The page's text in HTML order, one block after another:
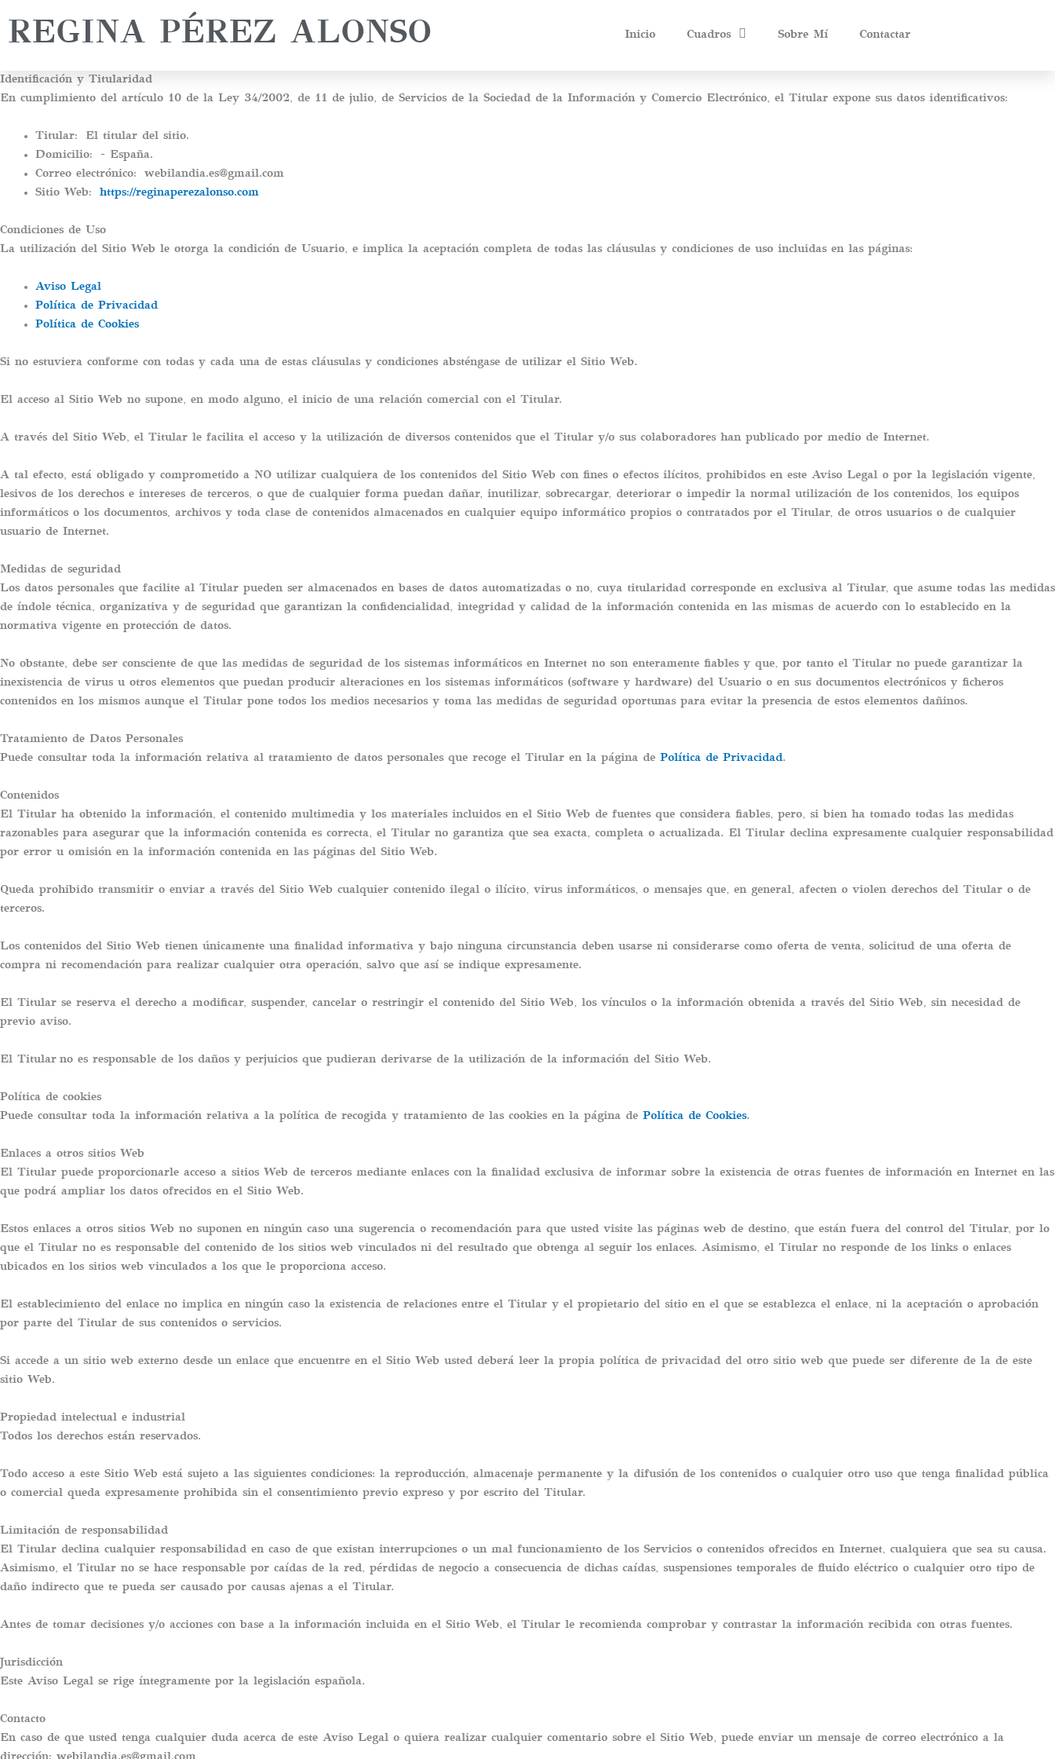
contenido
REGINA PÉREZ ALONSO Inicio Cuadros Sobre Mí Contactar
Identificación y Titularidad
En cumplimiento del artículo 10 de la Ley 34/2002, de 11 de julio, de Servicios de la Sociedad de la Información y Comercio Electrónico, el Titular expone sus datos identificativos:
Titular: El titular del sitio.
Domicilio: - España.
Correo electrónico: webilandia.es@gmail.com
Sitio Web:
https://reginaperezalonso.com
Condiciones de Uso
La utilización del Sitio Web le otorga la condición de Usuario, e implica la aceptación completa de todas las cláusulas y condiciones de uso incluidas en las páginas:
Aviso Legal
Política de Privacidad
Política de Cookies
Si no estuviera conforme con todas y cada una de estas cláusulas y condiciones absténgase de utilizar el Sitio Web.
El acceso al Sitio Web no supone, en modo alguno, el inicio de una relación comercial con el Titular.
A través del Sitio Web, el Titular le facilita el acceso y la utilización de diversos contenidos que el Titular y/o sus colaboradores han publicado por medio de Internet.
A tal efecto, está obligado y comprometido a NO utilizar cualquiera de los contenidos del Sitio Web con fines o efectos ilícitos, prohibidos en este Aviso Legal o por la legislación vigente,
lesivos de los derechos e intereses de terceros, o que de cualquier forma puedan dañar, inutilizar, sobrecargar, deteriorar o impedir la normal utilización de los contenidos, los equipos
informáticos o los documentos, archivos y toda clase de contenidos almacenados en cualquier equipo informático propios o contratados por el Titular, de otros usuarios o de cualquier
usuario de Internet.
Medidas de seguridad
Los datos personales que facilite al Titular pueden ser almacenados en bases de datos automatizadas o no, cuya titularidad corresponde en exclusiva al Titular, que asume todas las medidas
de índole técnica, organizativa y de seguridad que garantizan la confidencialidad, integridad y calidad de la información contenida en las mismas de acuerdo con lo establecido en la
normativa vigente en protección de datos.
No obstante, debe ser consciente de que las medidas de seguridad de los sistemas informáticos en Internet no son enteramente fiables y que, por tanto el Titular no puede garantizar la
inexistencia de virus u otros elementos que puedan producir alteraciones en los sistemas informáticos (software y hardware) del Usuario o en sus documentos electrónicos y ficheros
contenidos en los mismos aunque el Titular pone todos los medios necesarios y toma las medidas de seguridad oportunas para evitar la presencia de estos elementos dañinos.
Tratamiento de Datos Personales
Puede consultar toda la información relativa al tratamiento de datos personales que recoge el Titular en la página de Política de Privacidad.
Contenidos
El Titular ha obtenido la información, el contenido multimedia y los materiales incluidos en el Sitio Web de fuentes que considera fiables, pero, si bien ha tomado todas las medidas
razonables para asegurar que la información contenida es correcta, el Titular no garantiza que sea exacta, completa o actualizada. El Titular declina expresamente cualquier responsabilidad
por error u omisión en la información contenida en las páginas del Sitio Web.
Queda prohibido transmitir o enviar a través del Sitio Web cualquier contenido ilegal o ilícito, virus informáticos, o mensajes que, en general, afecten o violen derechos del Titular o de
terceros.
Los contenidos del Sitio Web tienen únicamente una finalidad informativa y bajo ninguna circunstancia deben usarse ni considerarse como oferta de venta, solicitud de una oferta de
compra ni recomendación para realizar cualquier otra operación, salvo que así se indique expresamente.
El Titular se reserva el derecho a modificar, suspender, cancelar o restringir el contenido del Sitio Web, los vínculos o la información obtenida a través del Sitio Web, sin necesidad de
previo aviso.
El Titular no es responsable de los daños y perjuicios que pudieran derivarse de la utilización de la información del Sitio Web.
Política de cookies
Puede consultar toda la información relativa a la política de recogida y tratamiento de las cookies en la página de Política de Cookies.
Enlaces a otros sitios Web
El Titular puede proporcionarle acceso a sitios Web de terceros mediante enlaces con la finalidad exclusiva de informar sobre la existencia de otras fuentes de información en Internet en las
que podrá ampliar los datos ofrecidos en el Sitio Web.
Estos enlaces a otros sitios Web no suponen en ningún caso una sugerencia o recomendación para que usted visite las páginas web de destino, que están fuera del control del Titular, por lo
que el Titular no es responsable del contenido de los sitios web vinculados ni del resultado que obtenga al seguir los enlaces. Asimismo, el Titular no responde de los links o enlaces
ubicados en los sitios web vinculados a los que le proporciona acceso.
El establecimiento del enlace no implica en ningún caso la existencia de relaciones entre el Titular y el propietario del sitio en el que se establezca el enlace, ni la aceptación o aprobación
por parte del Titular de sus contenidos o servicios.
Si accede a un sitio web externo desde un enlace que encuentre en el Sitio Web usted deberá leer la propia política de privacidad del otro sitio web que puede ser diferente de la de este
sitio Web.
Propiedad intelectual e industrial
Todos los derechos están reservados.
Todo acceso a este Sitio Web está sujeto a las siguientes condiciones: la reproducción, almacenaje permanente y la difusión de los contenidos o cualquier otro uso que tenga finalidad pública
o comercial queda expresamente prohibida sin el consentimiento previo expreso y por escrito del Titular.
Limitación de responsabilidad
El Titular declina cualquier responsabilidad en caso de que existan interrupciones o un mal funcionamiento de los Servicios o contenidos ofrecidos en Internet, cualquiera que sea su causa.
Asimismo, el Titular no se hace responsable por caídas de la red, pérdidas de negocio a consecuencia de dichas caídas, suspensiones temporales de fluido eléctrico o cualquier otro tipo de
daño indirecto que te pueda ser causado por causas ajenas a el Titular.
Antes de tomar decisiones y/o acciones con base a la información incluida en el Sitio Web, el Titular le recomienda comprobar y contrastar la información recibida con otras fuentes.
Jurisdicción
Este Aviso Legal se rige íntegramente por la legislación española.
Contacto
En caso de que usted tenga cualquier duda acerca de este Aviso Legal o quiera realizar cualquier comentario sobre el Sitio Web, puede enviar un mensaje de correo electrónico a la